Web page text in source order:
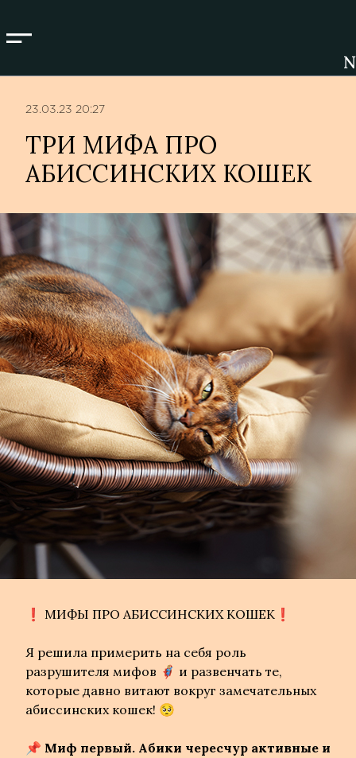
Close menu
23.03.23 20:27
ТРИ МИФА ПРО
АБИССИНСКИХ КОШЕК
❗️ МИФЫ ПРО АБИССИНСКИХ КОШЕК❗️
Я решила примерить на себя роль
разрушителя мифов 🦸🏼‍♀️ и развенчать те,
которые давно витают вокруг замечательных
абиссинских кошек! 🥺
📌 Миф первый. Абики чересчур активные и